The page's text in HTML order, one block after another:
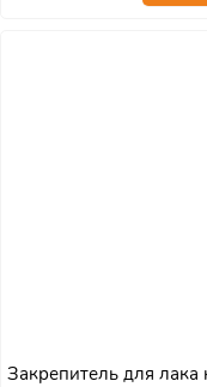
Закрепитель для лака